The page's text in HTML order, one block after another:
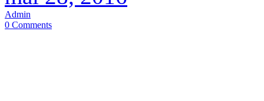
Admin
0 Comments